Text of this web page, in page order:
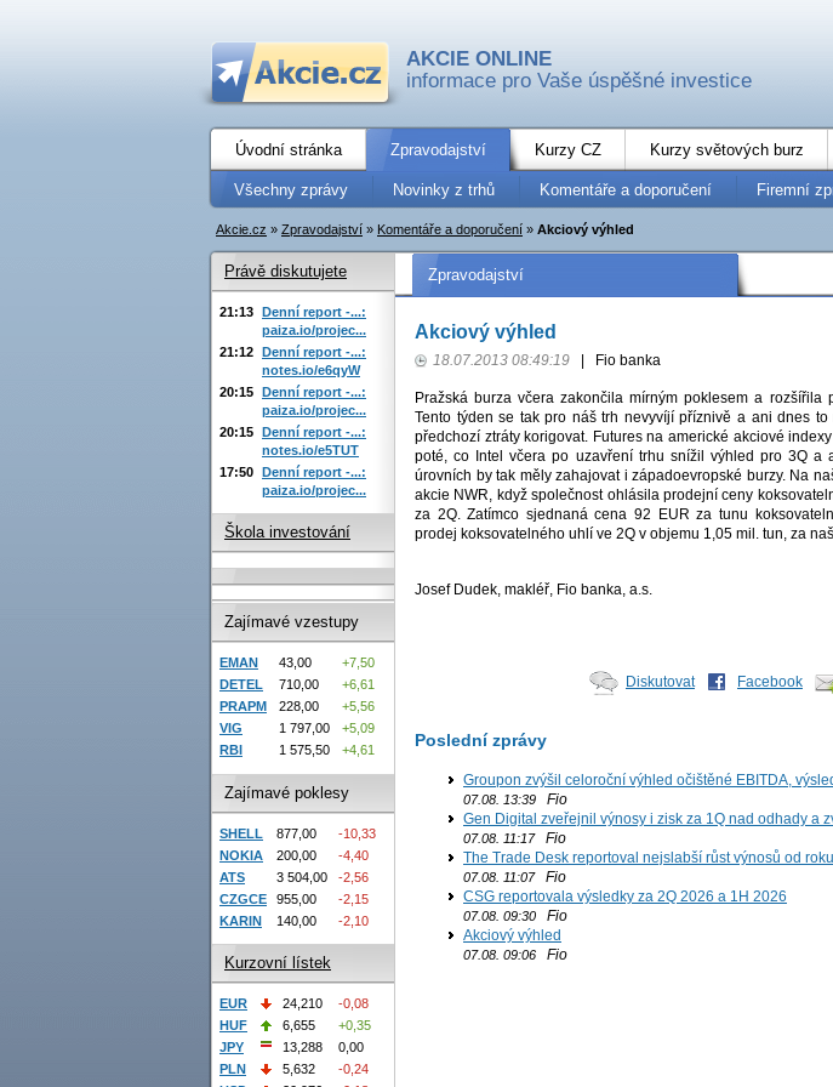
AKCIE ONLINE
informace pro Vaše úspěšné investice
Úvodní stránka Zpravodajství Kurzy CZ Kurzy světových burz
Všechny zprávy Novinky z trhů Komentáře a doporučení Firemní
Akcie.cz » Zpravodajství » Komentáře a doporučení » Akciový výhled
Zpravodajství
Akciový výhled
18.07.2013 08:49:19 Fio banka
Pražská burza včera zakončila mírným poklesem a rozšířila
Tento týden se tak pro náš trh nevyvíjí příznivě a ani dnes
předchozí ztráty korigovat. Futures na americké akciové
poté, co Intel včera po uzavření trhu snížil výhled pro 3Q a
úrovních by tak měly zahajovat i západoevropské burzy. Na
akcie NWR, když společnost ohlásila prodejní ceny
za 2Q. Zatímco sjednaná cena 92 EUR za tunu
prodej koksovatelného uhlí ve 2Q v objemu 1,05 mil. tun, za
Josef Dudek, makléř, Fio banka, a.s.
Diskutovat Facebook
Poslední zprávy
Groupon zvýšil celoroční výhled očištěné EBITDA,
07.08. 13:39 Fio
Gen Digital zveřejnil výnosy i zisk za 1Q nad odhady a
07.08. 11:17Fio
The Trade Desk reportoval nejslabší růst výnosů od
07.08. 11:07Fio
CSG reportovala výsledky za 2Q 2026 a 1H 2026
07.08. 09:30 Fio
Akciový výhled
07.08. 09:06 Fio
Právě diskutujete
21:13 Denní report -...:
paiza.io/projec...
21:12 Denní report -...:
notes.io/e6qyW
20:15 Denní report -...:
paiza.io/projec...
20:15 Denní report -...:
notes.io/e5TUT
17:50 Denní report -...:
paiza.io/projec...
Škola investování
Zajímavé vzestupy
EMAN 43,00
+7,50
DETEL
710,00
+6,61
PRAPM
228,00
+5,56
VIG
1 797,00
+5,09
RBI
1 575,50 +4,61
Zajímavé poklesy
SHELL 877,00
-10,33
NOKIA
200,00
-4,40
ATS
3 504,00
-2,56
CZGCE
955,00
-2,15
KARIN
140,00 -2,10
Kurzovní lístek
EUR 24,210
-0,08
HUF
6,655
+0,35
JPY
13,288
0,00
PLN
5,632
-0,24